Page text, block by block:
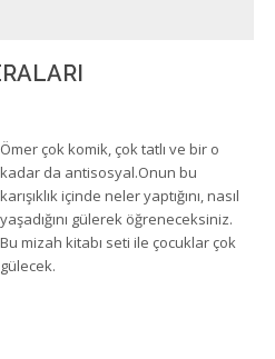
Ömer çok komik, çok tatlı ve bir o
kadar da antisosyal.Onun bu
karışıklık içinde neler yaptığını, nasıl
yaşadığını gülerek öğreneceksiniz.
Bu mizah kitabı seti ile çocuklar çok
gülecek.